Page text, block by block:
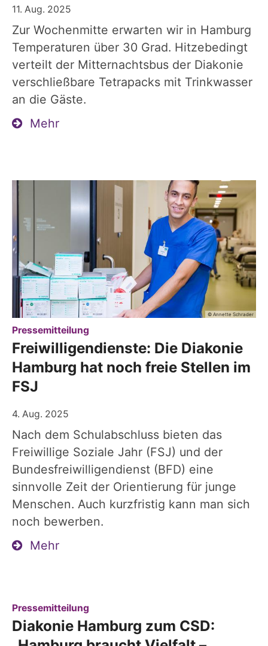
11. Aug. 2025
Zur Wochenmitte erwarten wir in Hamburg
Temperaturen über 30 Grad. Hitzebedingt
verteilt der Mitternachtsbus der Diakonie
verschließbare Tetrapacks mit Trinkwasser
an die Gäste.
Mehr
© Annette Schrader
Pressemitteilung
Freiwilligendienste: Die Diakonie
Hamburg hat noch freie Stellen im
FSJ
4. Aug. 2025
Nach dem Schulabschluss bieten das
Freiwillige Soziale Jahr (FSJ) und der
Bundesfreiwilligendienst (BFD) eine
sinnvolle Zeit der Orientierung für junge
Menschen. Auch kurzfristig kann man sich
noch bewerben.
Mehr
Pressemitteilung
Diakonie Hamburg zum CSD: